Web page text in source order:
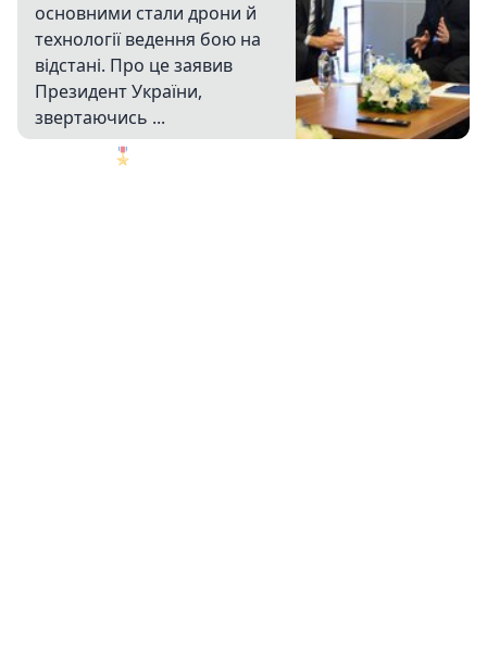
основними стали дрони й
технології ведення бою на
відстані. Про це заявив
Президент України,
звертаючись ...
🎖️